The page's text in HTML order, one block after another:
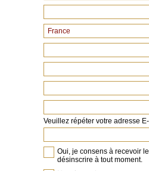
Veuillez répéter votre adresse
Oui, je consens à recevoir
désinscrire à tout moment.